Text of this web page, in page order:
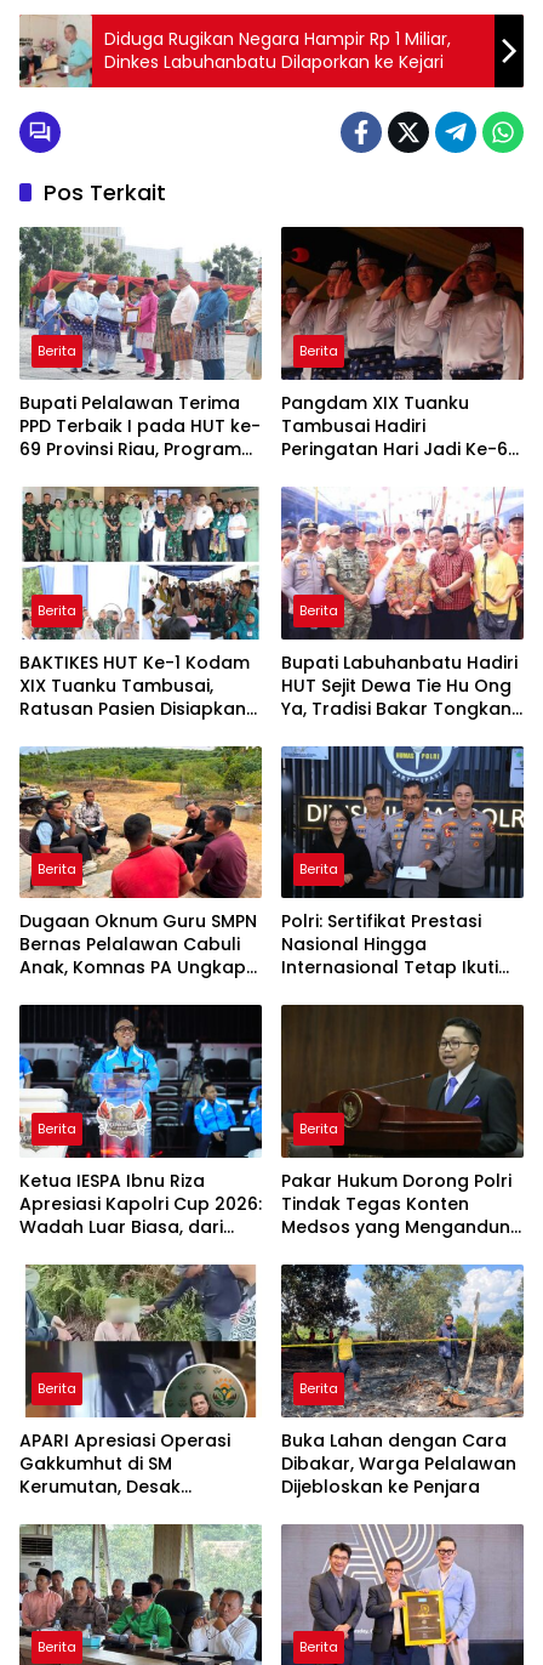
Diduga Rugikan Negara Hampir Rp 1 Miliar,
Dinkes Labuhanbatu Dilaporkan ke Kejari
Pos Terkait
Berita
Bupati Pelalawan Terima
PPD Terbaik I pada HUT ke-
69 Provinsi Riau, Program
Sorotan
Berita
Pangdam XIX Tuanku
Tambusai Hadiri
Peringatan Hari Jadi Ke-69
Berita
BAKTIKES HUT Ke-1 Kodam
XIX Tuanku Tambusai,
Ratusan Pasien Disiapkan
Berita
Bupati Labuhanbatu Hadiri
HUT Sejit Dewa Tie Hu Ong
Ya, Tradisi Bakar Tongkang
Berita
Dugaan Oknum Guru SMPN
Bernas Pelalawan Cabuli
Anak, Komnas PA Ungkap
Polres Sejak Juli
Berita
Polri: Sertifikat Prestasi
Nasional Hingga
Internasional Tetap Ikuti
Rekrutmen Polri
Berita
Ketua IESPA Ibnu Riza
Apresiasi Kapolri Cup 2026:
Wadah Luar Biasa, dari
Nasional
Berita
Pakar Hukum Dorong Polri
Tindak Tegas Konten
Medsos yang Mengandung
Berita
APARI Apresiasi Operasi
Gakkumhut di SM
Kerumutan, Desak
Jaringan Pembalak Liar
Berita
Buka Lahan dengan Cara
Dibakar, Warga Pelalawan
Dijebloskan ke Penjara
Berita Berita